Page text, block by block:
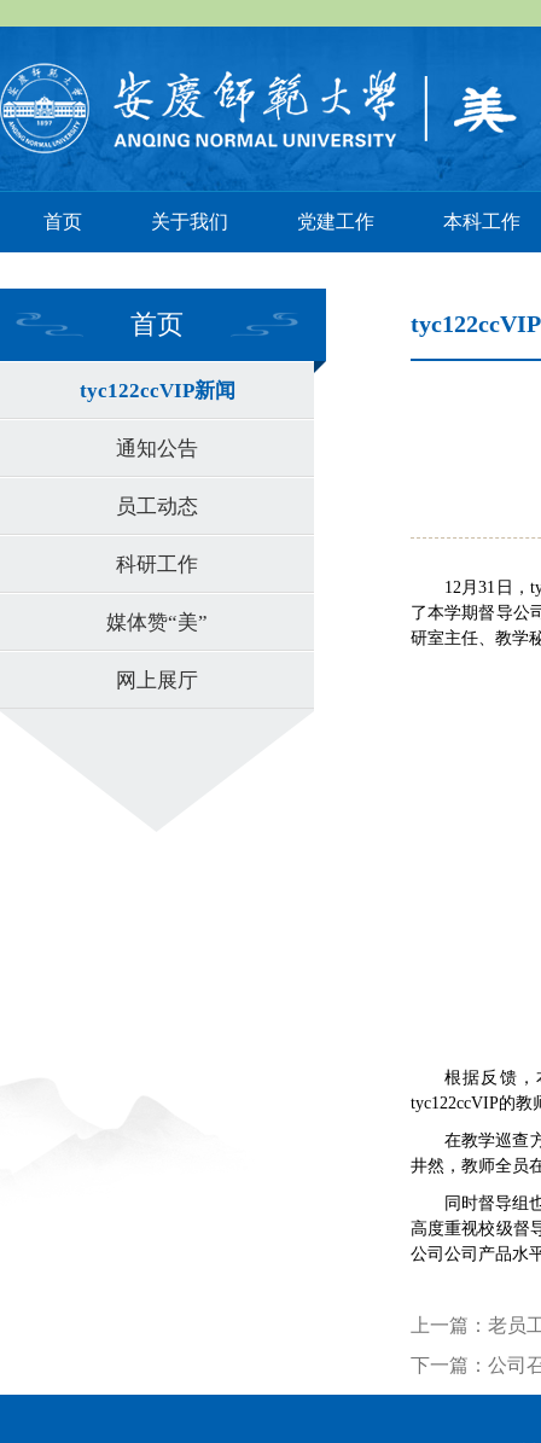
首页 关于我们 党建工作 本科工作
首页
tyc122ccVIP新闻
通知公告
员工动态
科研工作
媒体赞“美”
网上展厅
12月31日，
了本学期督导公
研室主任、教学
根据反馈，
tyc122ccVIP的
在教学巡查
井然，教师全员
同时督导组
高度重视校级督
公司公司产品水
上一篇： 老员
下一篇： 公司